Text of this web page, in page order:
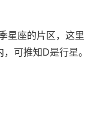
星座的片区，这里
可推知D是行星。